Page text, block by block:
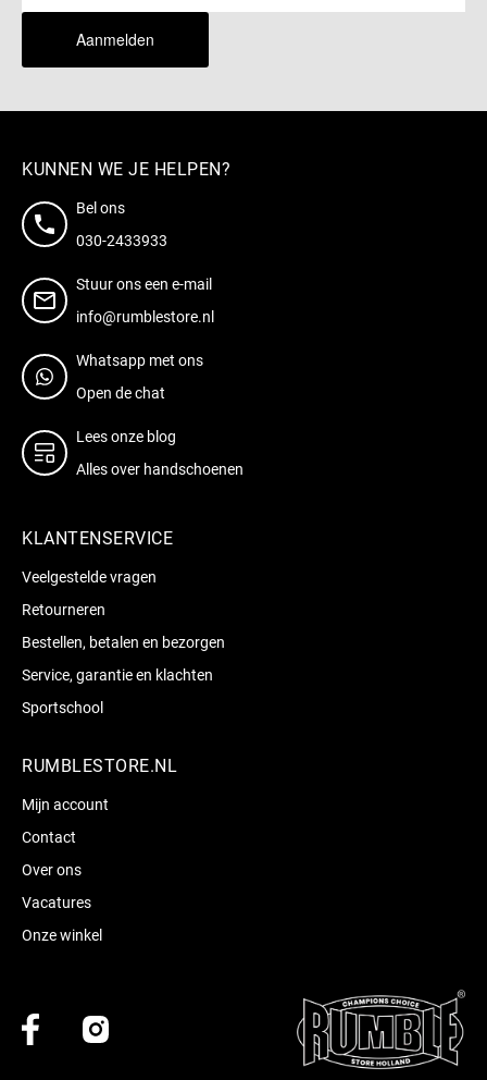
Aanmelden
KUNNEN WE JE HELPEN?
Bel ons
030-2433933
Stuur ons een e-mail
info@rumblestore.nl
Whatsapp met ons
Open de chat
Lees onze blog
Alles over handschoenen
KLANTENSERVICE
Veelgestelde vragen
Retourneren
Bestellen, betalen en bezorgen
Service, garantie en klachten
Sportschool
RUMBLESTORE.NL
Mijn account
Contact
Over ons
Vacatures
Onze winkel